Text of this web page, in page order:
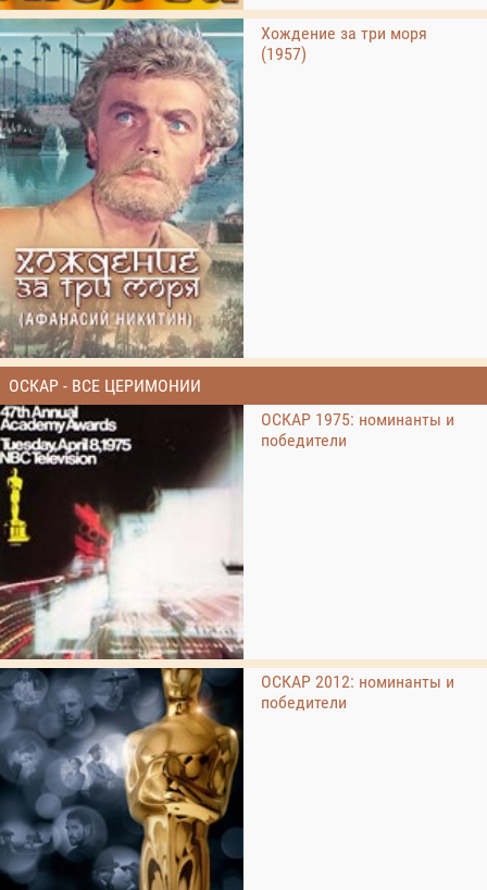
Хождение за три моря
(1957)
ОСКАР - ВСЕ ЦЕРИМОНИИ
ОСКАР 1975: номинанты и
победители
ОСКАР 2012: номинанты и
победители